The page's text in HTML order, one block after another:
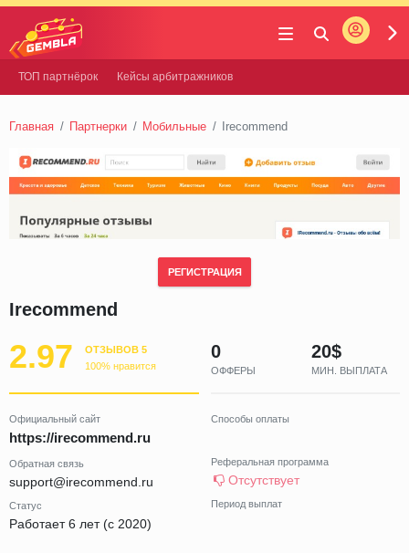
Gembla
Войти
ТОП партнёрок Кейсы арбитражников
Главная Партнерки Мобильные Irecommend
Irecommend
2.97
ОТЗЫВОВ 5
100% нравится
0
ОФФЕРЫ
20$
МИН. ВЫПЛАТА
Официальный сайт
https://irecommend.ru
Обратная связь
support@irecommend.ru
Статус
Работает 6 лет (с 2020)
Способы оплаты
Реферальная программа
Отсутствует
Период выплат
РЕГИСТРАЦИЯ